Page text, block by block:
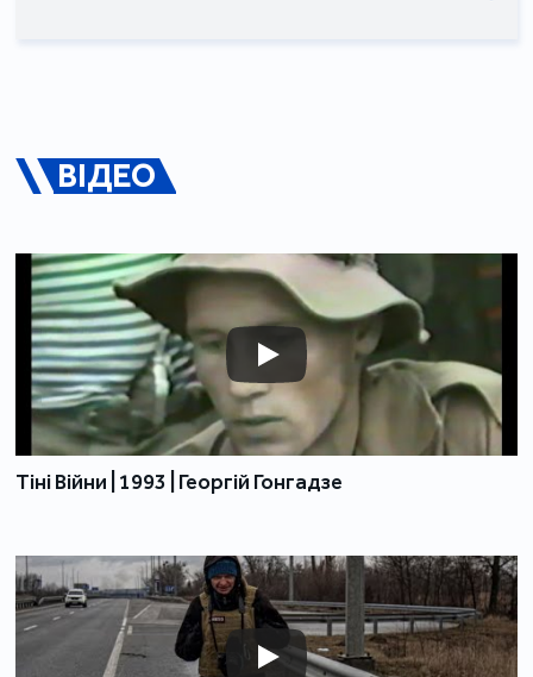
ВІДЕО
Тіні Війни | 1993 | Георгій Гонгадзе